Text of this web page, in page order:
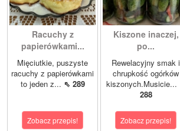
Racuchy z
papierówkami...
Mięciutkie, puszyste
racuchy z papierówkami
to jeden z... ⇖ 289
Zobacz przepis!
Kiszone inaczej,
po...
Rewelacyjny smak i
chrupkość ogórków
kiszonych.Musicie...
288
Zobacz przepis!